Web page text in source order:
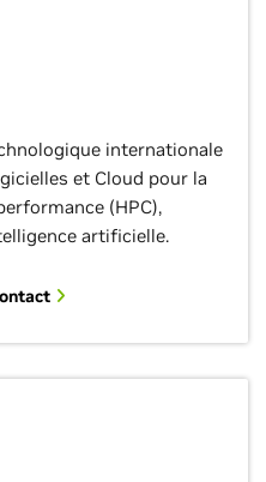
internationale
et Cloud pour la
(HPC),
artificielle.